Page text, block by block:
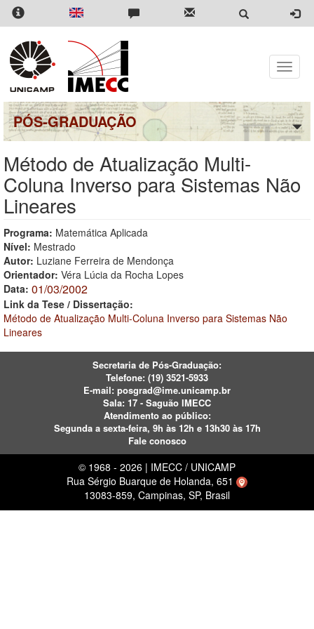
Pular
para
conteúdo
principal
Toggle
PÓS-GRADUAÇÃO
Método de Atualização Multi-
Coluna Inverso para Sistemas Não
Lineares
Programa: Matemática Aplicada
Nível: Mestrado
Autor: Luziane Ferreira de Mendonça
Orientador: Véra Lúcia da Rocha Lopes
Data: 01/03/2002
Link da Tese / Dissertação:
Método de Atualização Multi-Coluna Inverso para Sistemas Não
Lineares
Secretaria de Pós-Graduação:
Telefone: (19) 3521-5933
E-mail: posgrad@ime.unicamp.br
Sala: 17 - Saguão IMECC
Atendimento ao público:
Segunda a sexta-feira, 9h às 12h e 13h30 às 17h
Fale conosco
© 1968 - 2026 | IMECC / UNICAMP
Rua Sérgio Buarque de Holanda, 651
13083-859, Campinas, SP, Brasil